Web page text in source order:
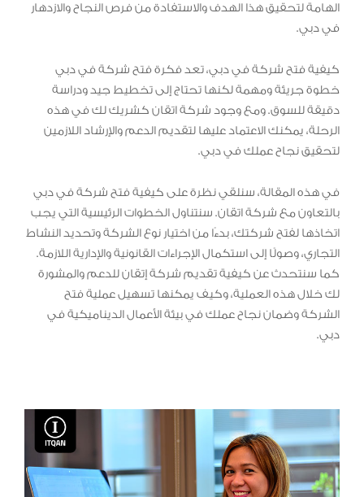
الهامة لتحقيق هذا الهدف والاستفادة من فرص النجاح والازدهار
في دبي.
كيفية فتح شركة في دبي، تعد فكرة فتح شركة في دبي
خطوة جريئة ومهمة لكنها تحتاج إلى تخطيط جيد ودراسة
دقيقة للسوق. ومع وجود شركة اتقان كشريك لك في هذه
الرحلة، يمكنك الاعتماد عليها لتقديم الدعم والإرشاد اللازمين
لتحقيق نجاح عملك في دبي.
في هذه المقالة، سنلقي نظرة على كيفية فتح شركة في دبي
بالتعاون مع شركة اتقان. سنتناول الخطوات الرئيسية التي يجب
اتخاذها لفتح شركتك، بدءًا من اختيار نوع الشركة وتحديد النشاط
التجاري، وصولًا إلى استكمال الإجراءات القانونية والإدارية اللازمة.
كما سنتحدث عن كيفية تقديم شركة إتقان للدعم والمشورة
لك خلال هذه العملية، وكيف يمكنها تسهيل عملية فتح
الشركة وضمان نجاح عملك في بيئة الأعمال الديناميكية في
دبي.